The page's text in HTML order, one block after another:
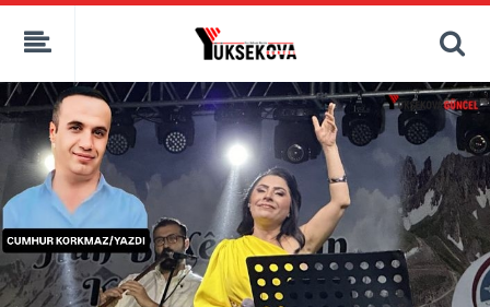
kaçak bahis
deneme bonusu
canlı bahis siteleri
deneme bonusu veren siteler
bahis siteleri
porno izle